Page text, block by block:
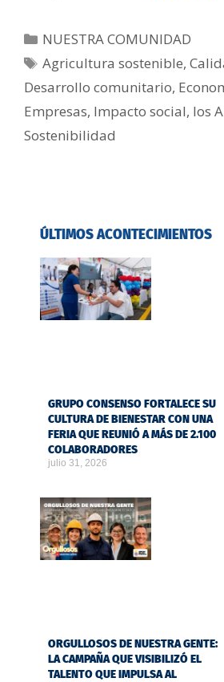
NUESTRA COMUNIDAD
Agricultura sostenible,
Desarrollo comunitario,
Empresas, Impacto social, los
Sostenibilidad
ÚLTIMOS ACONTECIMIENTOS
GRUPO CONSENSO FORTALECE SU
CULTURA DE BIENESTAR CON UNA
FERIA QUE REUNIÓ A MÁS DE 2.100
COLABORADORES
julio 31, 2026
ORGULLOSOS DE NUESTRA GENTE:
LA CAMPAÑA QUE VISIBILIZÓ EL
TALENTO QUE IMPULSA AL